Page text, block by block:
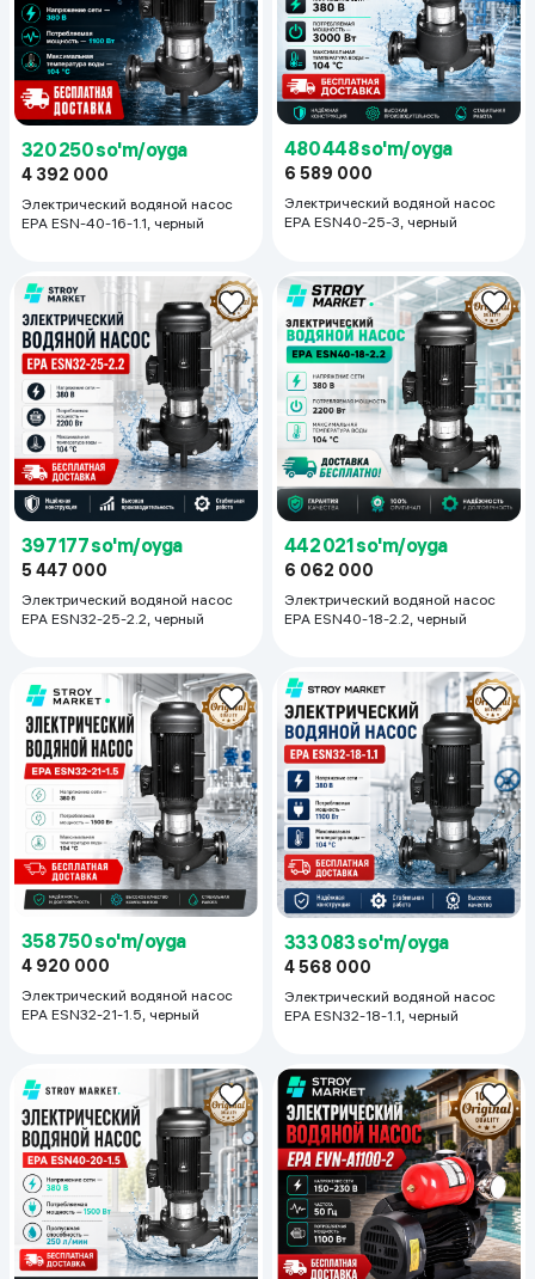
320 250 so'm/oyga
4 392 000
Электрический водяной насос
EPA ESN-40-16-1.1, черный
480 448 so'm/oyga
6 589 000
Электрический водяной насос
EPA ESN40-25-3, черный
397 177 so'm/oyga
5 447 000
Электрический водяной насос
EPA ESN32-25-2.2, черный
442 021 so'm/oyga
6 062 000
Электрический водяной насос
EPA ESN40-18-2.2, черный
358 750 so'm/oyga
4 920 000
Электрический водяной насос
EPA ESN32-21-1.5, черный
333 083 so'm/oyga
4 568 000
Электрический водяной насос
EPA ESN32-18-1.1, черный